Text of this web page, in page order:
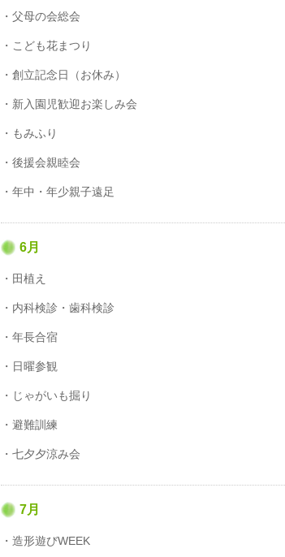
・父母の会総会
・こども花まつり
・創立記念日（お休み）
・新入園児歓迎お楽しみ会
・もみふり
・後援会親睦会
・年中・年少親子遠足
6月
・田植え
・内科検診・歯科検診
・年長合宿
・日曜参観
・じゃがいも掘り
・避難訓練
・七夕夕涼み会
7月
・造形遊びWEEK